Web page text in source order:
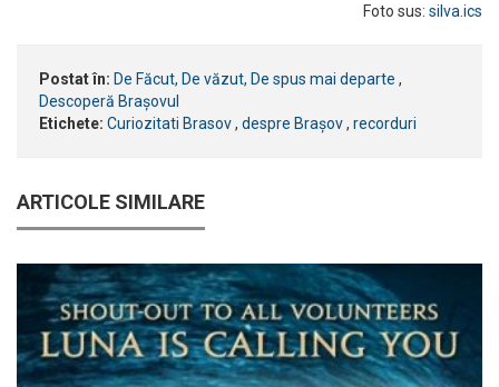
Foto sus: silva.ics
Postat în: De Făcut, De văzut, De spus mai departe ,
Descoperă Brașovul
Etichete: Curiozitati Brasov, despre Brașov, recorduri
ARTICOLE SIMILARE